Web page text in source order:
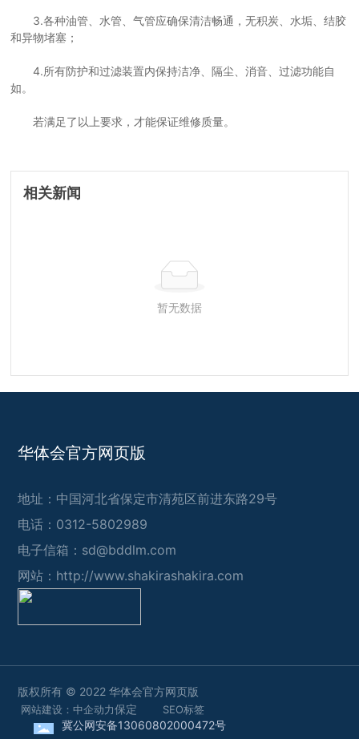
3.各种油管、水管、气管应确保清洁畅通，无积炭、水垢、结胶
和异物堵塞；
4.所有防护和过滤装置内保持洁净、隔尘、消音、过滤功能自
如。
若满足了以上要求，才能保证维修质量。
相关新闻
暂无数据
华体会官方网页版
地址：中国河北省保定市清苑区前进东路29号
电话：0312-5802989
电子信箱：sd@bddlm.com
网站： http://www.shakirashakira.com
版权所有 © 2022 华体会官方网页版
网站建设：中企动力保定 SEO标签
冀公网安备13060802000472号